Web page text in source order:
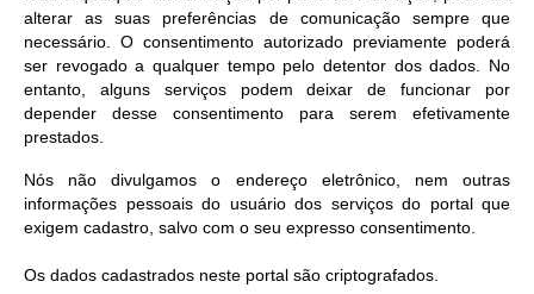
alterar as suas preferências de comunicação sempre que
necessário. O consentimento autorizado previamente poderá
ser revogado a qualquer tempo pelo detentor dos dados. No
entanto, alguns serviços podem deixar de funcionar por
depender desse consentimento para serem efetivamente
prestados.
Nós não divulgamos o endereço eletrônico, nem outras
informações pessoais do usuário dos serviços do portal que
exigem cadastro, salvo com o seu expresso consentimento.
Os dados cadastrados neste portal são criptografados.